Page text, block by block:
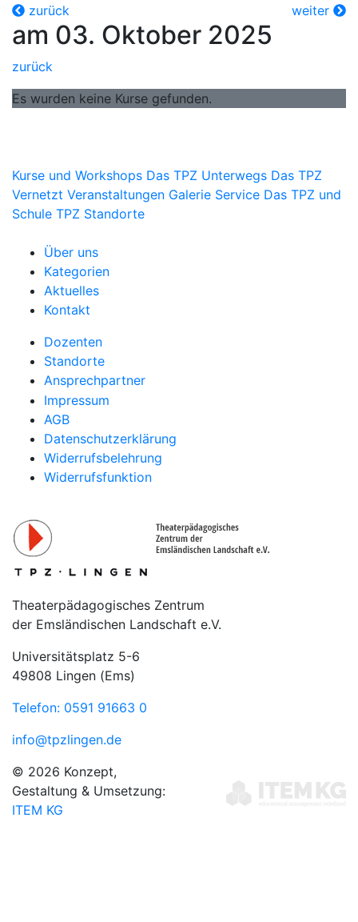
zurück
weiter
am 03. Oktober 2025
zurück
Es wurden keine Kurse gefunden.
Kurse und Workshops Das TPZ Unterwegs Das TPZ
Vernetzt Veranstaltungen Galerie Service Das TPZ und
Schule TPZ Standorte
Über uns
Kategorien
Aktuelles
Kontakt
Dozenten
Standorte
Ansprechpartner
Impressum
AGB
Datenschutzerklärung
Widerrufsbelehrung
Widerrufsfunktion
Theaterpädagogisches Zentrum
der Emsländischen Landschaft e.V.
Universitätsplatz 5-6
49808 Lingen (Ems)
Telefon: 0591 91663 0
info@tpzlingen.de
© 2026 Konzept,
Gestaltung & Umsetzung:
ITEM KG